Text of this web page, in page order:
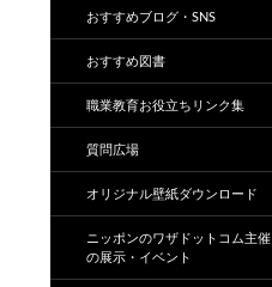
おすすめブログ・SNS
おすすめ図書
職業教育お役立ちリンク集
質問広場
オリジナル壁紙ダウンロード
ニッポンのワザドットコム主催
の展示・イベント